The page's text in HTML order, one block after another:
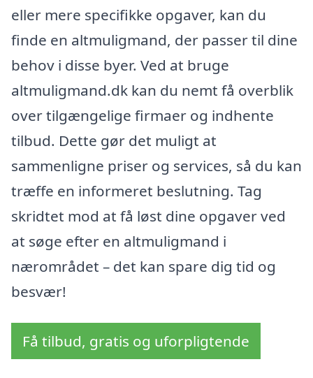
eller mere specifikke opgaver, kan du
finde en altmuligmand, der passer til dine
behov i disse byer. Ved at bruge
altmuligmand.dk kan du nemt få overblik
over tilgængelige firmaer og indhente
tilbud. Dette gør det muligt at
sammenligne priser og services, så du kan
træffe en informeret beslutning. Tag
skridtet mod at få løst dine opgaver ved
at søge efter en altmuligmand i
nærområdet – det kan spare dig tid og
besvær!
Få tilbud, gratis og uforpligtende